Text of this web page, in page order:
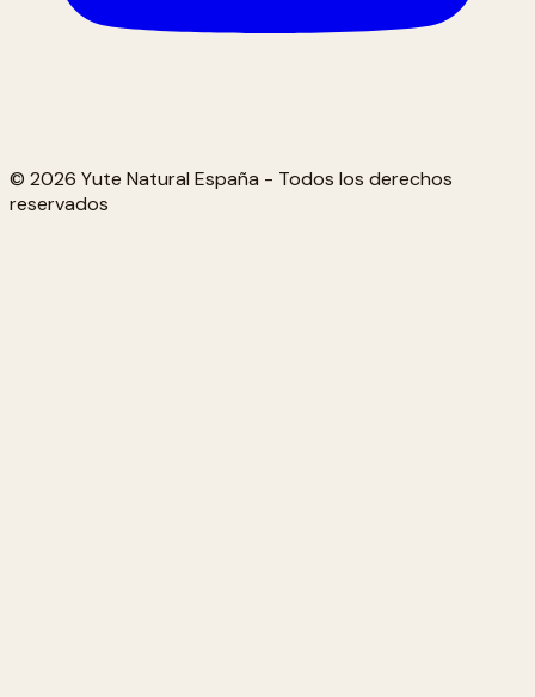
© 2026 Yute Natural España - Todos los derechos
reservados